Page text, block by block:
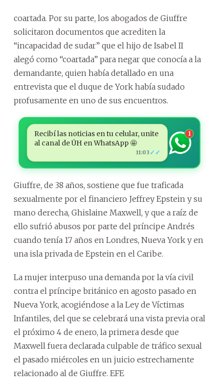
coartada. Por su parte, los abogados de Giuffre
solicitaron documentos que acrediten la
“incapacidad de sudar” que el hijo de Isabel II
alegó como “coartada” para negar que conocía a la
demandante, quien había detallado en una
entrevista que el duque de York había sudado
profusamente en uno de sus encuentros.
Recibí las noticias en tu celular, unite
al canal de ÚH en WhatsApp 🤩
11:03 ✓✓
1
Giuffre, de 38 años, sostiene que fue traficada
sexualmente por el financiero Jeffrey Epstein y su
mano derecha, Ghislaine Maxwell, y que a raíz de
ello sufrió abusos por parte del príncipe Andrés
cuando tenía 17 años en Londres, Nueva York y en
una isla privada de Epstein en el Caribe.
La mujer interpuso una demanda por la vía civil
contra el príncipe británico en agosto pasado en
Nueva York, acogiéndose a la Ley de Víctimas
Infantiles, del que se celebrará una vista previa oral
el próximo 4 de enero, la primera desde que
Maxwell fuera declarada culpable de tráfico sexual
el pasado miércoles en un juicio estrechamente
relacionado al de Giuffre. EFE